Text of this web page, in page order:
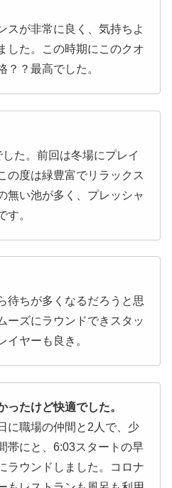
スが非常に良く、気持ちよ
した。この時期にこのクオ
？？最高でした。
た。前回は冬場にプレイ
の度は緑豊富でリラックス
無い池が多く、プレッシャ
す。
待ちが多くなるだろうと思
ーズにラウンドできスタッ
イヤーも良き。
ったけど快適でした。
に職場の仲間と2人で、少
帯にと、6:03スタートの早
ラウンドしました。コロナ